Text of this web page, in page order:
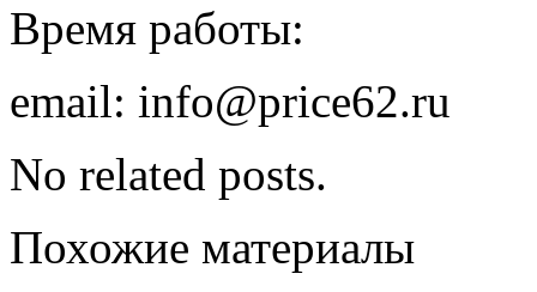
Время работы:
email: info@price62.ru
No related posts.
Похожие материалы